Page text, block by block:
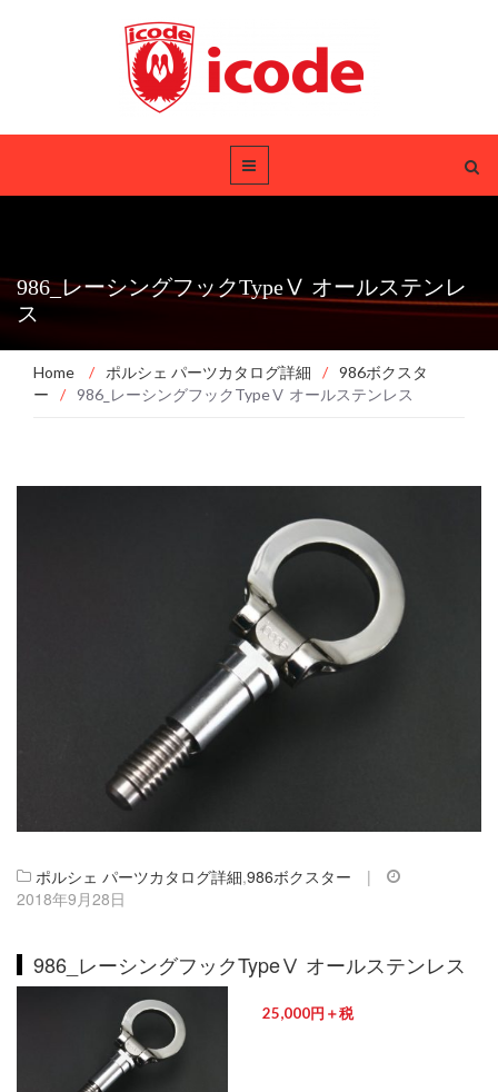
986_レーシングフックTypeⅤ オールステンレ
ス
Home / ポルシェ パーツカタログ詳細 / 986ボクスタ
ー
/ 986_レーシングフックTypeⅤ オールステンレス
ポルシェ パーツカタログ詳細,986ボクスター
|
2018年9月28日
986_レーシングフックTypeⅤ オールステンレス
25,000円＋税